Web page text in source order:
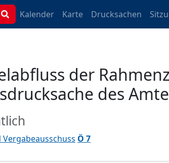
Kalender Karte Drucksachen
der
des
Ö 7